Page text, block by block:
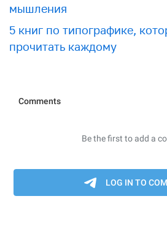
мышления
5 книг по типографике,
прочитать каждому